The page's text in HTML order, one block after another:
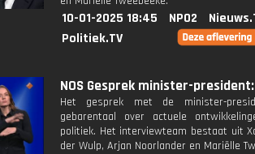
10-01-2025 18:45 NPO2
Politiek.TV
NOS Gesprek minister-
Het gesprek met de minister-
gebarentaal over actuele
politiek. Het interviewteam bestaat uit
der Wulp, Arjan Noorlander en Mariëlle